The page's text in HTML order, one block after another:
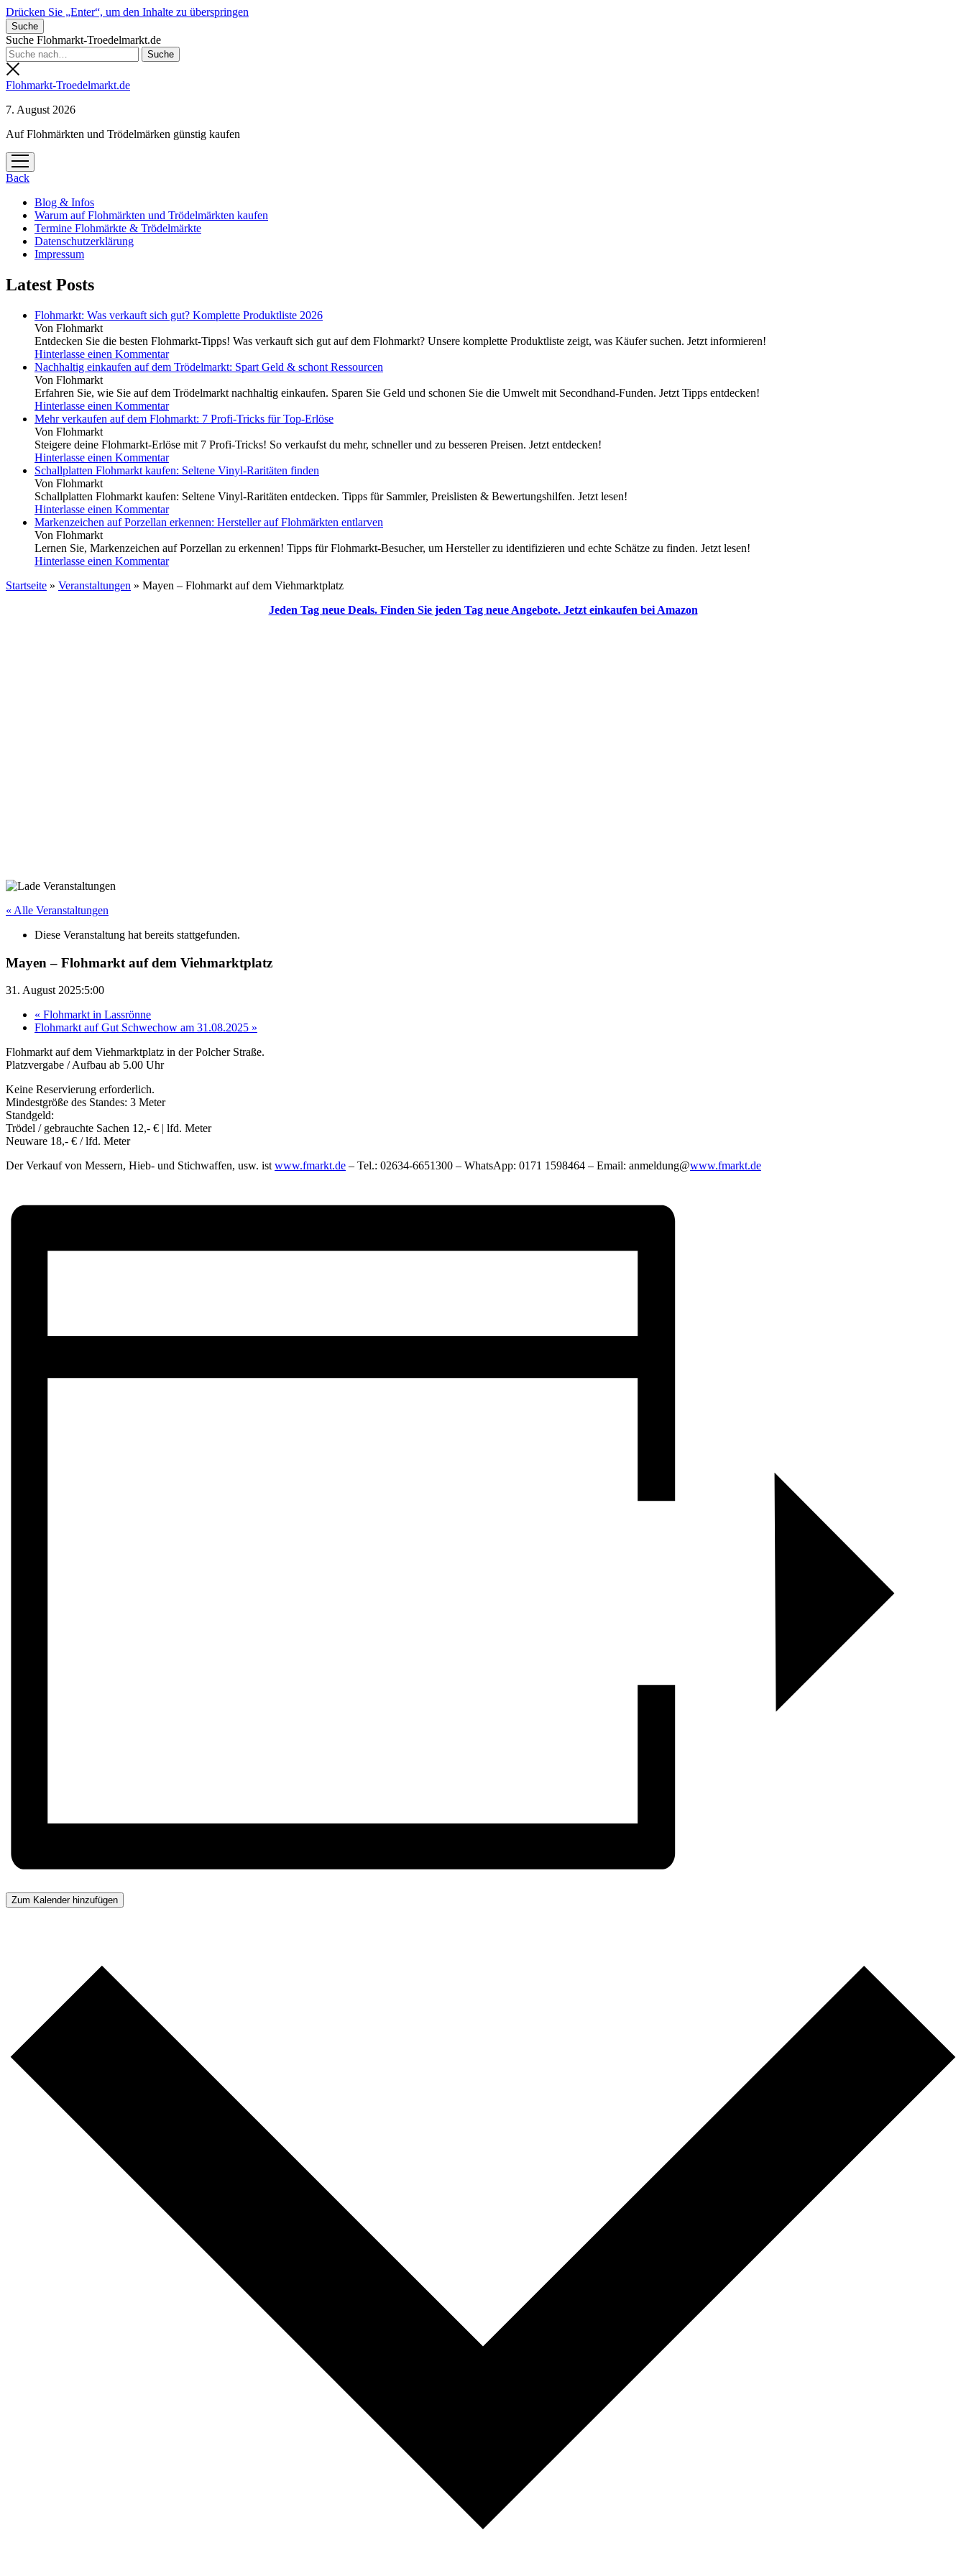
Drücken Sie „Enter“, um den Inhalte zu überspringen
Suche
Suche Flohmarkt-Troedelmarkt.de
Flohmarkt-Troedelmarkt.de
7. August 2026
Auf Flohmärkten und Trödelmärken günstig kaufen
Menü
öffnen
Back
Blog & Infos
Warum auf Flohmärkten und Trödelmärkten kaufen
Termine Flohmärkte & Trödelmärkte
Datenschutzerklärung
Impressum
Latest Posts
Flohmarkt: Was verkauft sich gut? Komplette Produktliste 2026
Von Flohmarkt
Entdecken Sie die besten Flohmarkt-Tipps! Was verkauft sich gut auf dem Flohmarkt? Unsere komplette Produktliste zeigt, was Käufer suchen. Jetzt informieren!
Hinterlasse einen Kommentar
Nachhaltig einkaufen auf dem Trödelmarkt: Spart Geld & schont Ressourcen
Von Flohmarkt
Erfahren Sie, wie Sie auf dem Trödelmarkt nachhaltig einkaufen. Sparen Sie Geld und schonen Sie die Umwelt mit Secondhand-Funden. Jetzt Tipps entdecken!
Hinterlasse einen Kommentar
Mehr verkaufen auf dem Flohmarkt: 7 Profi-Tricks für Top-Erlöse
Von Flohmarkt
Steigere deine Flohmarkt-Erlöse mit 7 Profi-Tricks! So verkaufst du mehr, schneller und zu besseren Preisen. Jetzt entdecken!
Hinterlasse einen Kommentar
Schallplatten Flohmarkt kaufen: Seltene Vinyl-Raritäten finden
Von Flohmarkt
Schallplatten Flohmarkt kaufen: Seltene Vinyl-Raritäten entdecken. Tipps für Sammler, Preislisten & Bewertungshilfen. Jetzt lesen!
Hinterlasse einen Kommentar
Markenzeichen auf Porzellan erkennen: Hersteller auf Flohmärkten entlarven
Von Flohmarkt
Lernen Sie, Markenzeichen auf Porzellan zu erkennen! Tipps für Flohmarkt-Besucher, um Hersteller zu identifizieren und echte Schätze zu finden. Jetzt lesen!
Hinterlasse einen Kommentar
Startseite » Veranstaltungen » Mayen – Flohmarkt auf dem Viehmarktplatz
Jeden Tag neue Deals. Finden Sie jeden Tag neue Angebote. Jetzt einkaufen bei Amazon
« Alle Veranstaltungen
Diese Veranstaltung hat bereits stattgefunden.
Mayen – Flohmarkt auf dem Viehmarktplatz
31. August 2025:5:00
« Flohmarkt in Lassrönne
Flohmarkt auf Gut Schwechow am 31.08.2025 »
Flohmarkt auf dem Viehmarktplatz in der Polcher Straße.
Platzvergabe / Aufbau ab 5.00 Uhr
Keine Reservierung erforderlich.
Mindestgröße des Standes: 3 Meter
Standgeld:
Trödel / gebrauchte Sachen 12,- € | lfd. Meter
Neuware 18,- € / lfd. Meter
Der Verkauf von Messern, Hieb- und Stichwaffen, usw. ist www.fmarkt.de – Tel.: 02634-6651300 – WhatsApp: 0171 1598464 – Email: anmeldung@www.fmarkt.de
Zum Kalender hinzufügen